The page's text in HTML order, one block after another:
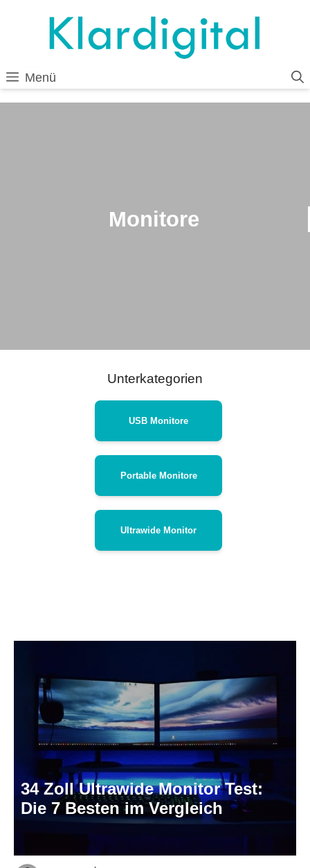
Menü
Monitore
Unterkategorien
USB Monitore
Portable Monitore
Ultrawide Monitor
34 Zoll Ultrawide Monitor Test:
Die 7 Besten im Vergleich